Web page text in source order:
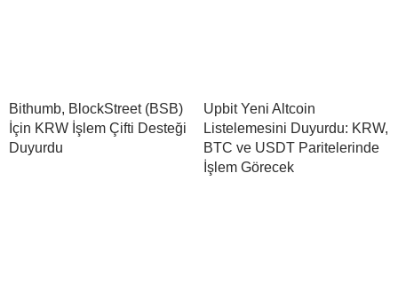
Bithumb, BlockStreet (BSB)
İçin KRW İşlem Çifti Desteği
Duyurdu
Upbit Yeni Altcoin
Listelemesini Duyurdu: KRW,
BTC ve USDT Paritelerinde
İşlem Görecek